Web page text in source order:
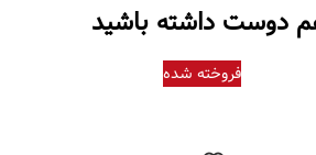
دوست داشته باشید
فروخته شده